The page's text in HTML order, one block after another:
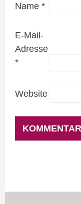
Name*
E-Mail-
Adresse
*
Website